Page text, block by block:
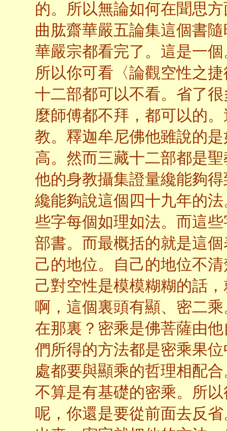
的。所以無論如何在聞思
曲肱齋華嚴五論集這個書
華嚴宗都看完了。這是一
所以你可看〈論觀空性之
十二部都可以不看。省了
麼師傅都不拜，都可以的
教。釋迦牟尼佛他雖說的
高。然而三藏十二部都是
他的身教攝集證量纔能夠
纔能夠說這個四十九年的
些字每個如理如法。而這
部書。而最概括的就是這
己的地位。自己的地位不
己對空性是模模糊糊的話
啊，這個裏頭有顯、密二
在那裏？密乘是佛菩薩由
們所得的方法都是密乘果
處都要與顯乘的哲理相配
不算是有基礎的密乘。所
呢，你還是要從前面去反